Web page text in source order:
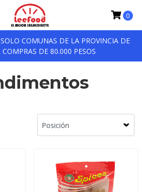
SOLO COMUNAS DE LA PROVINCIA DE
COMPRAS DE 80.000 PESOS
0